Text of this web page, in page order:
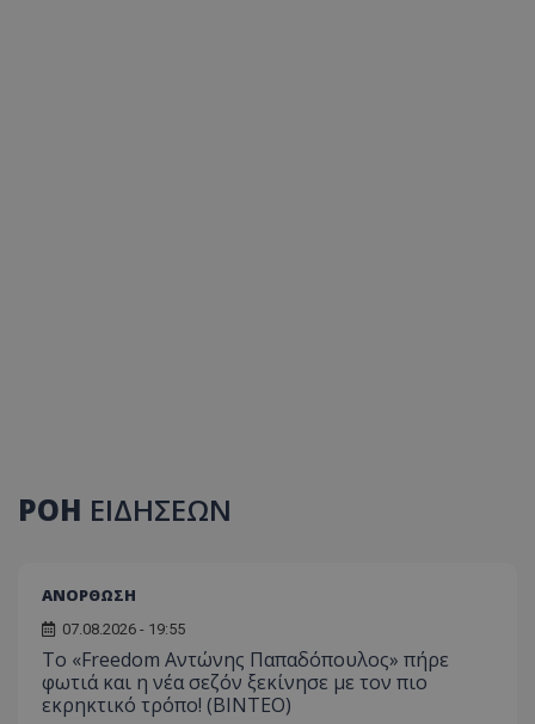
ΡΟΗ ΕΙΔΗΣΕΩΝ
ΑΝΟΡΘΩΣΗ
07.08.2026 - 19:55
Το «Freedom Αντώνης Παπαδόπουλος» πήρε
φωτιά και η νέα σεζόν ξεκίνησε με τον πιο
εκρηκτικό τρόπο! (ΒΙΝΤΕΟ)